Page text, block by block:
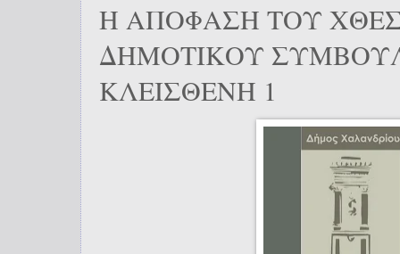
Η ΑΠΟΦΑΣΗ ΤΟΥ
ΔΗΜΟΤΙΚΟΥ
ΚΛΕΙΣΘΕΝΗ 1